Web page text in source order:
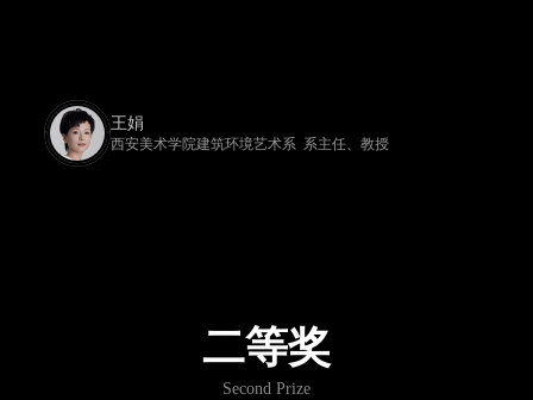
王娟
西安美术学院建筑环境艺术系 系主任、教授
二等奖
Second Prize